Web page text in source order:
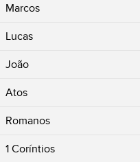
Marcos
Lucas
João
Atos
Romanos
1 Coríntios